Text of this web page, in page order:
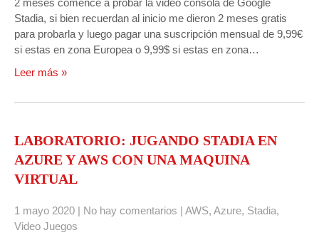
2 meses comencé a probar la video consola de Google
Stadia, si bien recuerdan al inicio me dieron 2 meses gratis
para probarla y luego pagar una suscripción mensual de 9,99€
si estas en zona Europea o 9,99$ si estas en zona…
Leer más »
LABORATORIO: JUGANDO STADIA EN
AZURE Y AWS CON UNA MAQUINA
VIRTUAL
1 mayo 2020 | No hay comentarios | AWS, Azure, Stadia,
Video Juegos